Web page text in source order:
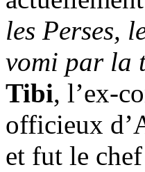
les Perses,
vomi par la
Tibi, l’ex-
officieux
et fut le